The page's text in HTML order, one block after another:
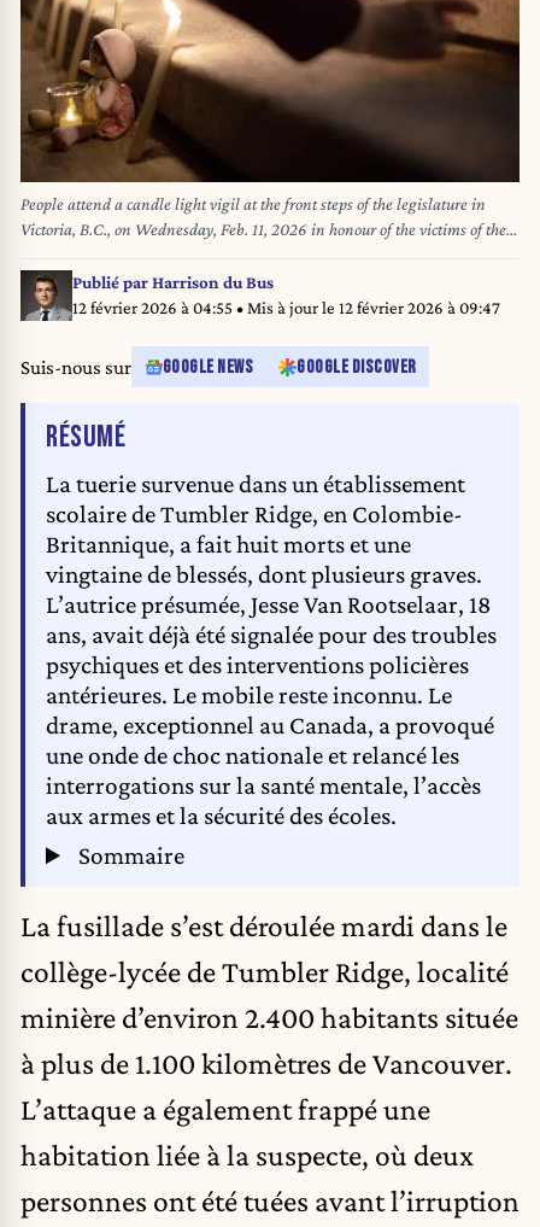
People attend a candle light vigil at the front steps of the legislature in
Victoria, B.C., on Wednesday, Feb. 11, 2026 in honour of the victims of the
school shooting in Tumbler Ridge, B.C. THE CANADIAN PRESS/Chad
HipolitoPublié parHarrison du Bus
12 février 2026 à 04:55 • Mis à jour le 12 février 2026 à 09:47
Suis-nous sur GOOGLE NEWS GOOGLE DISCOVER
RÉSUMÉDE L'ARTICLE
La tuerie survenue dans un établissement
scolaire de Tumbler Ridge, en Colombie-
Britannique, a fait huit morts et une
vingtaine de blessés, dont plusieurs graves.
L’autrice présumée, Jesse Van Rootselaar, 18
ans, avait déjà été signalée pour des troubles
psychiques et des interventions policières
antérieures. Le mobile reste inconnu. Le
drame, exceptionnel au Canada, a provoqué
une onde de choc nationale et relancé les
interrogations sur la santé mentale, l’accès
aux armes et la sécurité des écoles.
Sommaire
La fusillade s’est déroulée mardi dans le
collège-lycée de Tumbler Ridge, localité
minière d’environ 2.400 habitants située
à plus de 1.100 kilomètres de Vancouver.
L’attaque a également frappé une
habitation liée à la suspecte, où deux
personnes ont été tuées avant l’irruption